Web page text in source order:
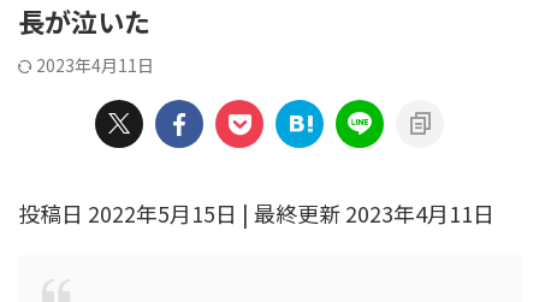
長が泣いた
2023年4月11日
投稿日 2022年5月15日 | 最終更新 2023年4月11日